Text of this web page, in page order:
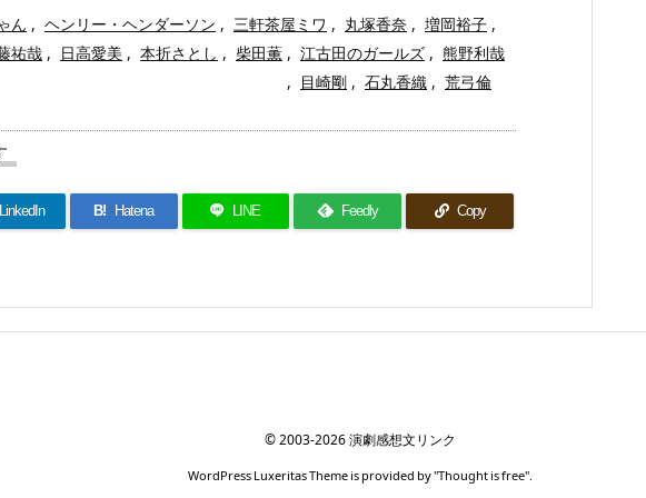
ん , ヘンリー・ヘンダーソン , 三軒茶屋ミワ , 丸塚香奈 , 増岡裕子 ,
祐哉 , 日高愛美 , 本折さとし , 柴田薫 , 江古田のガールズ , 熊野利哉
, 目崎剛 , 石丸香織 , 荒弓倫
LinkedIn B! Hatena LINE Feedly Copy
©2003-2026演劇感想文リンク
WordPress Luxeritas Theme is provided by "Thought is free".